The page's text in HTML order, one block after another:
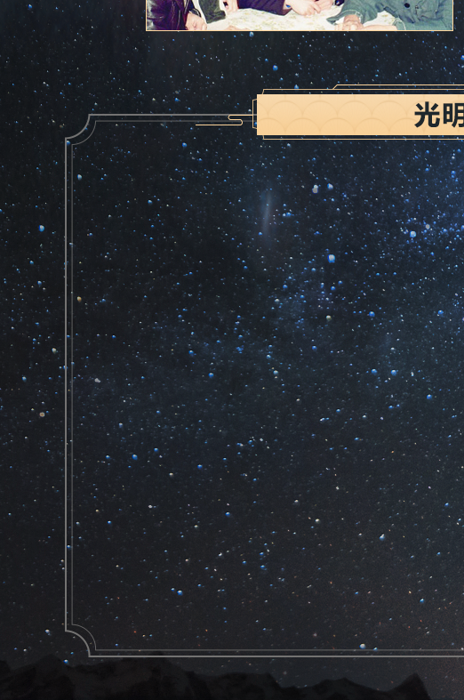
在吴文俊愿意“求解”的领域，他的勤奋非常惊
数学机械化问题，他从头学习计算机语言，亲自
他的工作日程是这样的，清早来到机房外等候开
钟吃饭，并利用这个时间抓紧整理分析计算结果
周而复始，他忙得竟忘了自己的60岁生日。
“科研是永远做不完的。数学的难题有很多，
点，中国科学家后劲很足，年轻时做科研，六七
俊而言，华罗庚和陈省身是他的榜样，生命不息、
3.中国数学研究的传承者
在接受光明日报记者采访时，吴文俊曾说：“不
持下完成的。有很多人帮助我，我数都数不过来
上升了一段。我应当怎样回报老师、朋友和整个
截。我就希望我们的数学研究事业能够一棒一棒
吴文俊曾师从数学家陈省身，他多次表达对老
身指点，他确立了代数拓扑学的研究方向，曾因
吴文俊追忆，在遇见陈省身之前，自己非常苦闷
办法只好丢掉了，是违背自己愿望的”，而陈省身
有感于师恩深重，吴文俊此后一生都以陈省身
推进数学学科的发展。2007年，已88岁高龄的吴
为“消去法与代数几何”的报告并解答了学生们的
文俊始终站着，声音铿锵。
在他的影响下，中科院数学与系统科学研究院
元法”进行了大量后续性研究工作，这个实验室所
为“吴学派”。如今，吴文俊的成就正被应用于曲
若干高科技领域，并取得了一系列国际领先的成果